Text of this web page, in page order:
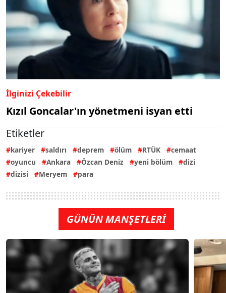
İlginizi Çekebilir
Kızıl Goncalar'ın yönetmeni isyan etti
Etiketler
kariyer saldırı deprem ölüm RTÜK
cemaat
oyuncu
Ankara Özcan Deniz yeni bölüm
dizi
dizisi
Meryem para
GÜNÜN MANŞETLERİ